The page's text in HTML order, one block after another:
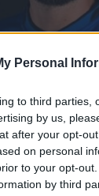
Personal
to third parties,
by us,
after your opt-
on personal
to your opt-
by third
του
της